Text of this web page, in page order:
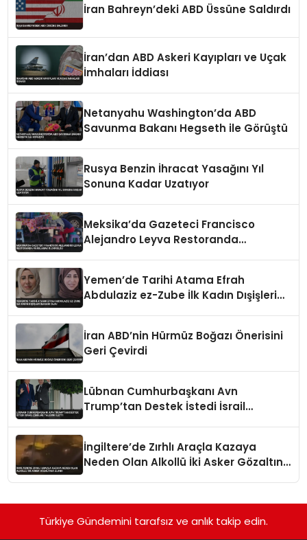
İran Bahreyn’deki ABD Üssüne Saldırdı
İran’dan ABD Askeri Kayıpları ve Uçak
İmhaları İddiası
Netanyahu Washington’da ABD
Savunma Bakanı Hegseth ile Görüştü
Rusya Benzin İhracat Yasağını Yıl
Sonuna Kadar Uzatıyor
Meksika’da Gazeteci Francisco
Alejandro Leyva Restoranda
Yemen’de Tarihi Atama Efrah
Abdulaziz ez-Zube İlk Kadın Dışişleri
İran ABD’nin Hürmüz Boğazı Önerisini
Geri Çevirdi
Lübnan Cumhurbaşkanı Avn
Trump’tan Destek İstedi İsrail
İngiltere’de Zırhlı Araçla Kazaya
Neden Olan Alkollü İki Asker Gözaltına
Türkiye Gündemini tarafsız ve anlık takip edin.